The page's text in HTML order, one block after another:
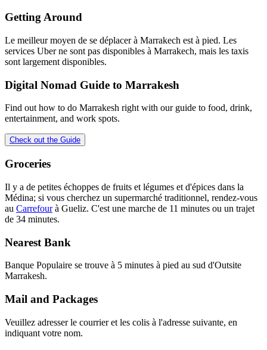
Getting Around
Le meilleur moyen de se déplacer à Marrakech est à pied. Les
services Uber ne sont pas disponibles à Marrakech, mais les taxis
sont largement disponibles.
Digital Nomad Guide to Marrakesh
Find out how to do Marrakesh right with our guide to food, drink,
entertainment, and work spots.
Check out the Guide
Groceries
Il y a de petites échoppes de fruits et légumes et d'épices dans la
Médina; si vous cherchez un supermarché traditionnel, rendez-vous
au Carrefourà Gueliz. C'est une marche de 11 minutes ou un trajet
de 34 minutes.
Nearest Bank
Banque Populaire se trouve à 5 minutes à pied au sud d'Outsite
Marrakesh.
Mail and Packages
Veuillez adresser le courrier et les colis à l'adresse suivante, en
indiquant votre nom.